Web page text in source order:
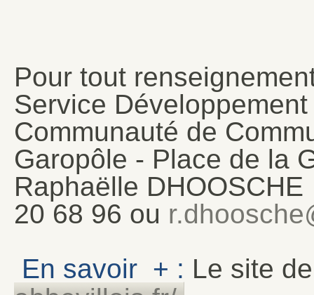
Pour tout
Service
Communauté de
Garopôle - Place de la
Raphaëlle
20 68 96 ou
En savoir + : Le site